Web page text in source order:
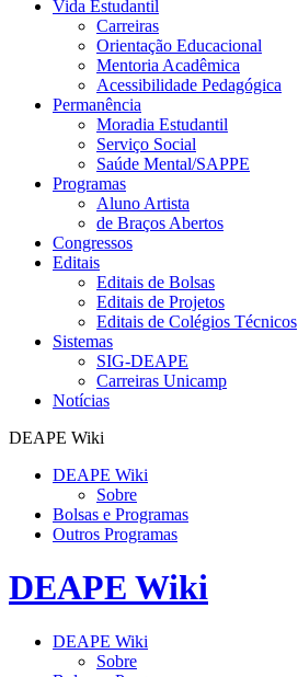
Vida Estudantil
Carreiras
Orientação Educacional
Mentoria Acadêmica
Acessibilidade Pedagógica
Permanência
Moradia Estudantil
Serviço Social
Saúde Mental/SAPPE
Programas
Aluno Artista
de Braços Abertos
Congressos
Editais
Editais de Bolsas
Editais de Projetos
Editais de Colégios Técnicos
Sistemas
SIG-DEAPE
Carreiras Unicamp
Notícias
DEAPE Wiki
DEAPE Wiki
Sobre
Bolsas e Programas
Outros Programas
DEAPE Wiki
DEAPE Wiki
Sobre